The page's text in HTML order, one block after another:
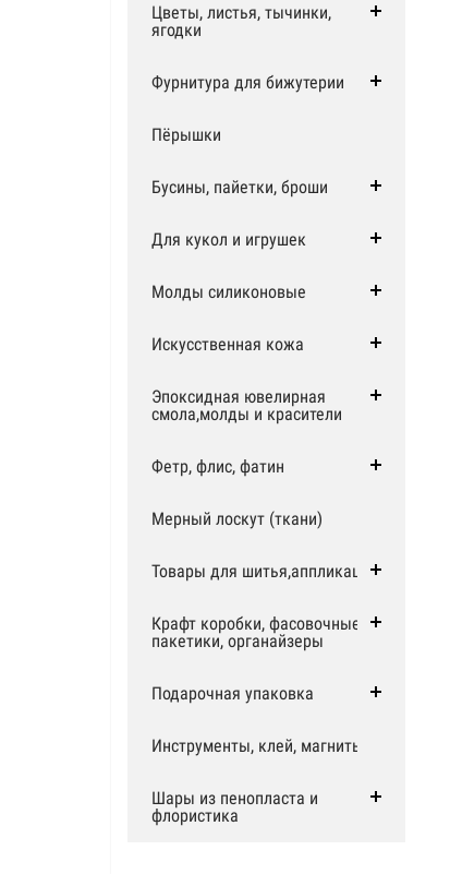
Цветы, листья, тычинки,
ягодки
Фурнитура для бижутерии
Пёрышки
Бусины, пайетки, броши
Для кукол и игрушек
Молды силиконовые
Искусственная кожа
Эпоксидная ювелирная
смола,молды и красители
Фетр, флис, фатин
Мерный лоскут (ткани)
Товары для шитья,аппликации
Крафт коробки, фасовочные
пакетики, органайзеры
Подарочная упаковка
Инструменты, клей, магниты
Шары из пенопласта и
флористика